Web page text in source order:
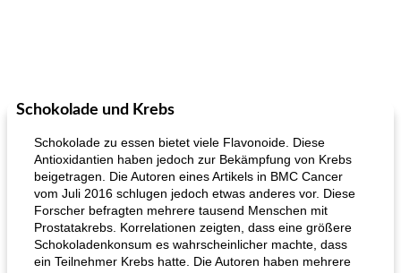
Schokolade und Krebs
Schokolade zu essen bietet viele Flavonoide. Diese
Antioxidantien haben jedoch zur Bekämpfung von Krebs
beigetragen. Die Autoren eines Artikels in BMC Cancer
vom Juli 2016 schlugen jedoch etwas anderes vor. Diese
Forscher befragten mehrere tausend Menschen mit
Prostatakrebs. Korrelationen zeigten, dass eine größere
Schokoladenkonsum es wahrscheinlicher machte, dass
ein Teilnehmer Krebs hatte. Die Autoren haben mehrere